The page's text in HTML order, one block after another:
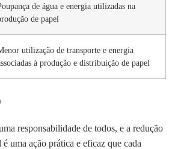
de água e energia utilizadas na
de papel
utilização de transporte e energia
à produção e distribuição de papel
responsabilidade de todos, e a redução
uma ação prática e eficaz que cada